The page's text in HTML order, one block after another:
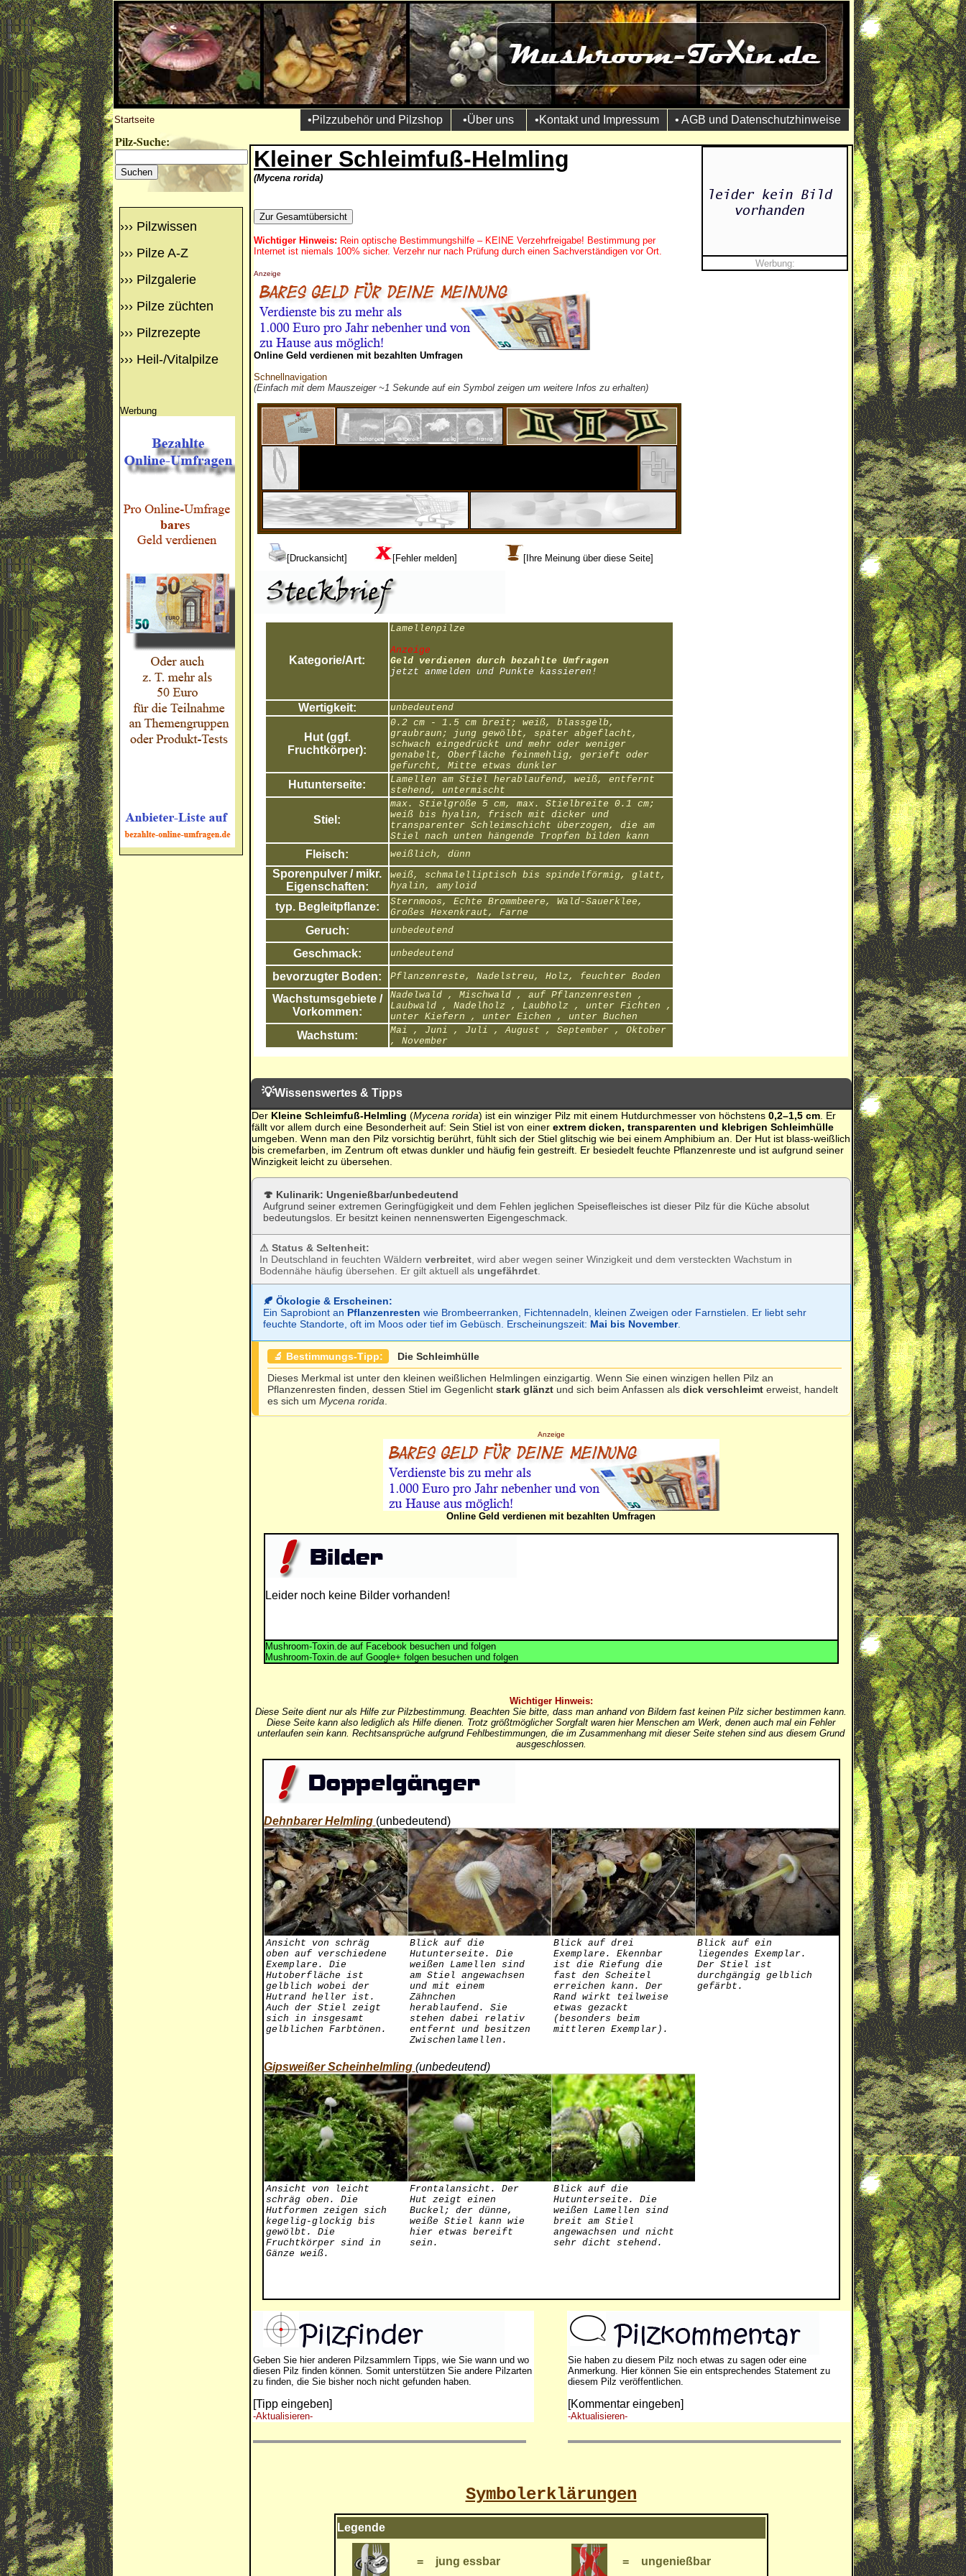
Startseite •Pilzzubehör und Pilzshop •Über uns •Kontakt und Impressum • AGB und Datenschutzhinweise
Pilz-Suche:
››› Pilzwissen
››› Pilze A-Z
››› Pilzgalerie
››› Pilze züchten
››› Pilzrezepte
››› Heil-/Vitalpilze
Werbung
Kleiner Schleimfuß-Helmling
(Mycena rorida)
Wichtiger Hinweis: Rein optische Bestimmungshilfe – KEINE Verzehrfreigabe! Bestimmung per
Internet ist niemals 100% sicher. Verzehr nur nach Prüfung durch einen Sachverständigen vor Ort.
Anzeige
Online Geld verdienen mit bezahlten Umfragen
Schnellnavigation
(Einfach mit dem Mauszeiger ~1 Sekunde auf ein Symbol zeigen um weitere Infos zu erhalten)
[Druckansicht] [Fehler melden] [Ihre Meinung über diese Seite]
Kategorie/Art:
Lamellenpilze
Anzeige
Geld verdienen durch bezahlte Umfragen
jetzt anmelden und Punkte kassieren!
Wertigkeit: unbedeutend
Hut (ggf.
Fruchtkörper):
0.2 cm - 1.5 cm breit; weiß, blassgelb,
graubraun; jung gewölbt, später abgeflacht,
schwach eingedrückt und mehr oder weniger
genabelt, Oberfläche feinmehlig, gerieft oder
gefurcht, Mitte etwas dunkler
Hutunterseite:
Lamellen am Stiel herablaufend, weiß, entfernt
stehend, untermischt
Stiel:
max. Stielgröße 5 cm, max. Stielbreite 0.1 cm;
weiß bis hyalin, frisch mit dicker und
transparenter Schleimschicht überzogen, die am
Stiel nach unten hängende Tropfen bilden kann
Fleisch: weißlich, dünn
Sporenpulver / mikr.
Eigenschaften:
weiß, schmalelliptisch bis spindelförmig, glatt,
hyalin, amyloid
typ. Begleitpflanze:
Sternmoos, Echte Brommbeere, Wald-Sauerklee,
Großes Hexenkraut, Farne
Geruch: unbedeutend
Geschmack: unbedeutend
bevorzugter Boden: Pflanzenreste, Nadelstreu, Holz, feuchter Boden
Wachstumsgebiete /
Vorkommen:
Nadelwald , Mischwald , auf Pflanzenresten ,
Laubwald , Nadelholz , Laubholz , unter Fichten ,
unter Kiefern , unter Eichen , unter Buchen
Wachstum:
Mai , Juni , Juli , August , September , Oktober
, November
Werbung:
💡Wissenswertes & Tipps
Der Kleine Schleimfuß-Helmling (Mycena rorida) ist ein winziger Pilz mit einem Hutdurchmesser von höchstens 0,2–1,5 cm. Er
fällt vor allem durch eine Besonderheit auf: Sein Stiel ist von einer extrem dicken, transparenten und klebrigen Schleimhülle
umgeben. Wenn man den Pilz vorsichtig berührt, fühlt sich der Stiel glitschig wie bei einem Amphibium an. Der Hut ist blass-weißlich
bis cremefarben, im Zentrum oft etwas dunkler und häufig fein gestreift. Er besiedelt feuchte Pflanzenreste und ist aufgrund seiner
Winzigkeit leicht zu übersehen.
🍄 Kulinarik: Ungenießbar/unbedeutend
Aufgrund seiner extremen Geringfügigkeit und dem Fehlen jeglichen Speisefleisches ist dieser Pilz für die Küche absolut
bedeutungslos. Er besitzt keinen nennenswerten Eigengeschmack.
⚠ Status & Seltenheit:
In Deutschland in feuchten Wäldern verbreitet, wird aber wegen seiner Winzigkeit und dem versteckten Wachstum in
Bodennähe häufig übersehen. Er gilt aktuell als ungefährdet.
🍂 Ökologie & Erscheinen:
Ein Saprobiont an Pflanzenresten wie Brombeerranken, Fichtennadeln, kleinen Zweigen oder Farnstielen. Er liebt sehr
feuchte Standorte, oft im Moos oder tief im Gebüsch. Erscheinungszeit: Mai bis November.
🔬 Bestimmungs-Tipp:
Die Schleimhülle
Dieses Merkmal ist unter den kleinen weißlichen Helmlingen einzigartig. Wenn Sie einen winzigen hellen Pilz an
Pflanzenresten finden, dessen Stiel im Gegenlicht stark glänztund sich beim Anfassen als dick verschleimterweist, handelt
es sich um Mycena rorida
Anzeige
Online Geld verdienen mit bezahlten Umfragen
Leider noch keine Bilder vorhanden!
Mushroom-Toxin.de auf Facebook besuchen und folgen
Mushroom-Toxin.de auf Google+ folgen besuchen und folgen
Wichtiger Hinweis:
Diese Seite dient nur als Hilfe zur Pilzbestimmung. Beachten Sie bitte, dass man anhand von Bildern fast keinen Pilz sicher bestimmen kann.
Diese Seite kann also lediglich als Hilfe dienen. Trotz größtmöglicher Sorgfalt waren hier Menschen am Werk, denen auch mal ein Fehler
unterlaufen sein kann. Rechtsansprüche aufgrund Fehlbestimmungen, die im Zusammenhang mit dieser Seite stehen sind aus diesem Grund
ausgeschlossen.
Dehnbarer Helmling (unbedeutend)
Ansicht von schräg
oben auf verschiedene
Exemplare. Die
Hutoberfläche ist
gelblich wobei der
Hutrand heller ist.
Auch der Stiel zeigt
sich in insgesamt
gelblichen Farbtönen.
Blick auf die
Hutunterseite. Die
weißen Lamellen sind
am Stiel angewachsen
und mit einem
Zähnchen
herablaufend. Sie
stehen dabei relativ
entfernt und besitzen
Zwischenlamellen.
Blick auf drei
Exemplare. Ekennbar
ist die Riefung die
fast den Scheitel
erreichen kann. Der
Rand wirkt teilweise
etwas gezackt
(besonders beim
mittleren Exemplar).
Blick auf ein
liegendes Exemplar.
Der Stiel ist
durchgängig gelblich
gefärbt.
Gipsweißer Scheinhelmling (unbedeutend)
Ansicht von leicht
schräg oben. Die
Hutformen zeigen sich
kegelig-glockig bis
gewölbt. Die
Fruchtkörper sind in
Gänze weiß.
Frontalansicht. Der
Hut zeigt einen
Buckel; der dünne,
weiße Stiel kann wie
hier etwas bereift
sein.
Blick auf die
Hutunterseite. Die
weißen Lamellen sind
breit am Stiel
angewachsen und nicht
sehr dicht stehend.
Geben Sie hier anderen Pilzsammlern Tipps, wie Sie wann und wo
diesen Pilz finden können. Somit unterstützen Sie andere Pilzarten
zu finden, die Sie bisher noch nicht gefunden haben.
[Tipp eingeben]
-Aktualisieren-
Sie haben zu diesem Pilz noch etwas zu sagen oder eine
Anmerkung. Hier können Sie ein entsprechendes Statement zu
diesem Pilz veröffentlichen.
[Kommentar eingeben]
-Aktualisieren-
Symbolerklärungen
Legende
= jung essbar = ungenießbar